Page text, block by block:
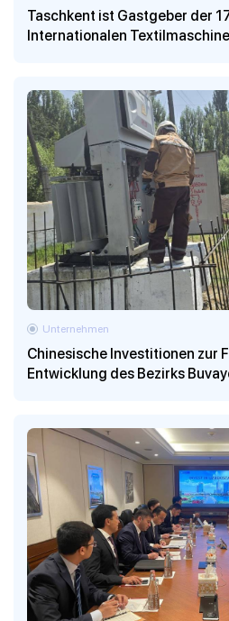
Taschkent ist Gastgeber der
Internationalen
Chinesische Investitionen zur
Entwicklung des Bezirks
Unternehmen